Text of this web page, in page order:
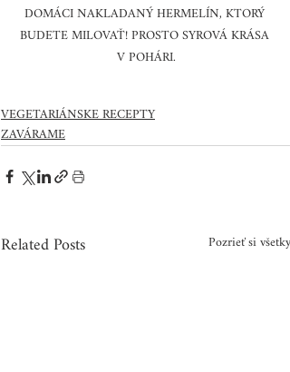
DOMÁCI NAKLADANÝ HERMELÍN, KTORÝ
BUDETE MILOVAŤ! PROSTO SYROVÁ KRÁSA
V POHÁRI.
VEGETARIÁNSKE RECEPTY
ZAVÁRAME
Related Posts Pozrieť si všetky